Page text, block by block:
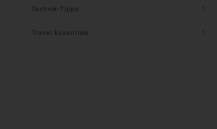
Technik-Tipps 1
Travel Essentials 1